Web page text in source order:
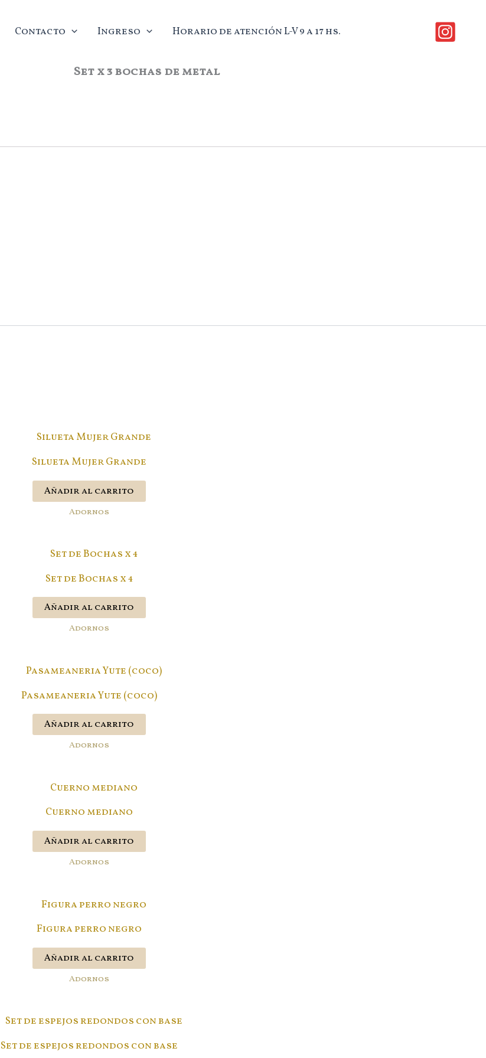
Contacto Ingreso Horario de atención L-V 9 a 17 hs.
Set x 3 bochas de metal
Silueta Mujer Grande
Añadir al carrito
Adornos
Set de Bochas x 4
Añadir al carrito
Adornos
Pasameaneria Yute (coco)
Añadir al carrito
Adornos
Cuerno mediano
Añadir al carrito
Adornos
Figura perro negro
Añadir al carrito
Adornos
Set de espejos redondos con base